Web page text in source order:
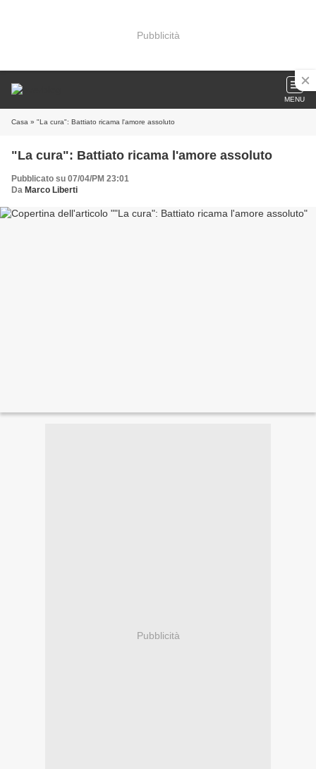
Pubblicità
MENU
Casa » "La cura": Battiato ricama l'amore assoluto
"La cura": Battiato ricama l'amore assoluto
Pubblicato su 07/04/PM 23:01
Da Marco Liberti
Pubblicità